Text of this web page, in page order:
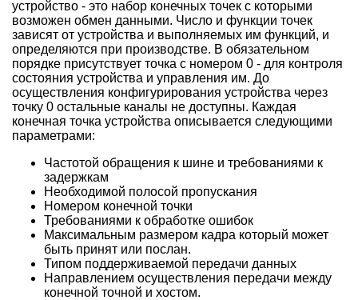
устройство - это набор конечных точек с которыми
возможен обмен данными. Число и функции точек
зависят от устройства и выполняемых им функций, и
определяются при производстве. В обязательном
порядке присутствует точка с номером 0 - для контроля
состояния устройства и управления им. До
осуществления конфигурирования устройства через
точку 0 остальные каналы не доступны. Каждая
конечная точка устройства описывается следующими
параметрами:
Частотой обращения к шине и требованиями к
задержкам
Необходимой полосой пропускания
Номером конечной точки
Требованиями к обработке ошибок
Максимальным размером кадра который может
быть принят или послан.
Типом поддерживаемой передачи данных
Направлением осуществления передачи между
конечной точной и хостом.